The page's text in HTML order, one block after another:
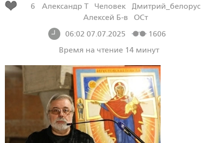
6
Александр Т Человек
Дмитрий_белорус
Алексей Б-в
ОСт
06:02 07.07.2025
1606
Время на чтение 14 минут